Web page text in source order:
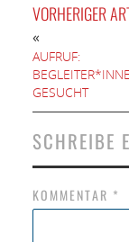
VORHERIGER
«
AUFRUF:
GESUCHT
SCHREIBE
KOMMENTAR *